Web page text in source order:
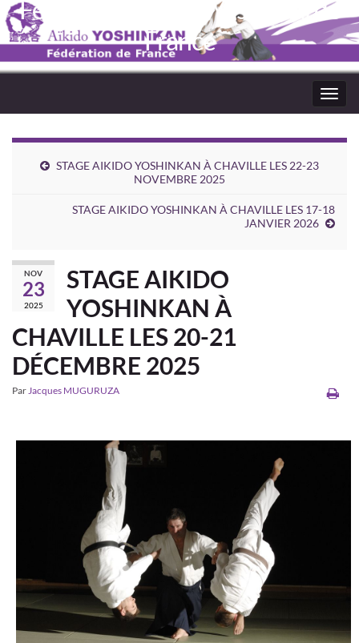
Fédération Aïkido Yoshinkaï de
France
STAGE AIKIDO YOSHINKAN À CHAVILLE LES 22-23
NOVEMBRE 2025
STAGE AIKIDO YOSHINKAN À CHAVILLE LES 17-18
JANVIER 2026
NOV
23
2025
STAGE AIKIDO
YOSHINKAN À
CHAVILLE LES 20-21
DÉCEMBRE 2025
ParJacques MUGURUZA